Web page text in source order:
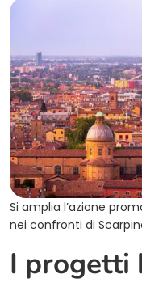
Si amplia l’azione
nei confronti di
I progetti